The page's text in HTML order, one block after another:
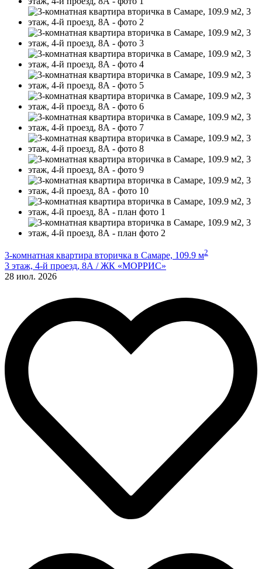
3-комнатная квартира вторичка в Самаре, 109.9 м2
3 этаж, 4-й проезд, 8А / ЖК «МОРРИС»
28 июл. 2026